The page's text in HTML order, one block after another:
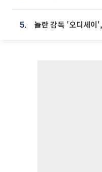
5.